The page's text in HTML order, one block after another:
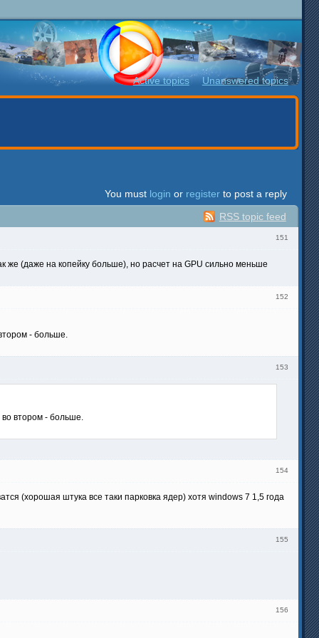
Active topics Unanswered topics
You must login or register to post a reply
RSS topic feed
151
(даже на копейку больше), но расчет на GPU сильно меньше
152
- больше.
153
втором - больше.
154
(хорошая штука все таки парковка ядер) хотя windows 7 1,5 года
155
156